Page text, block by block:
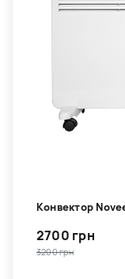
Kонвектор
2700 грн
3200 грн